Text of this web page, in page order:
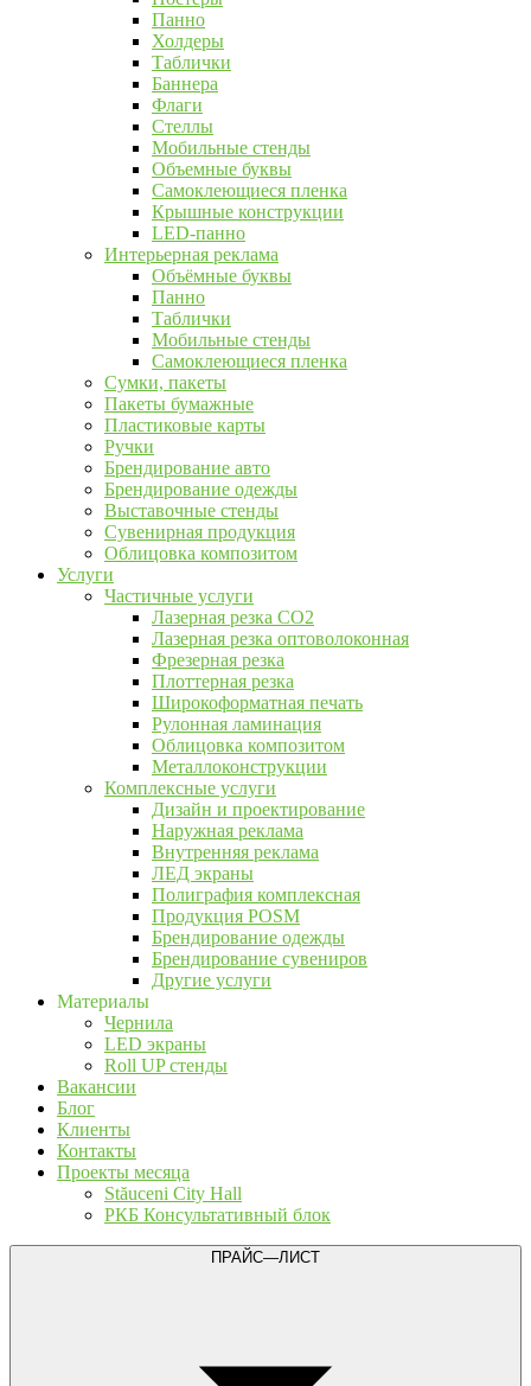
Панно
Холдеры
Таблички
Баннера
Флаги
Стеллы
Мобильные стенды
Объемные буквы
Самоклеющиеся пленка
Крышные конструкции
LED-панно
Интерьерная реклама
Объёмные буквы
Панно
Таблички
Мобильные стенды
Самоклеющиеся пленка
Сумки, пакеты
Пакеты бумажные
Пластиковые карты
Ручки
Брендирование авто
Брендирование одежды
Выставочные стенды
Сувенирная продукция
Облицовка композитом
Услуги
Частичные услуги
Лазерная резка CO2
Лазерная резка оптоволоконная
Фрезерная резка
Плоттерная резка
Широкоформатная печать
Рулонная ламинация
Облицовка композитом
Металлоконструкции
Комплексные услуги
Дизайн и проектирование
Наружная реклама
Внутренняя реклама
ЛЕД экраны
Полиграфия комплексная
Продукция POSM
Брендирование одежды
Брендирование сувениров
Другие услуги
Материалы
Чернила
LED экраны
Roll UP стенды
Вакансии
Блог
Клиенты
Контакты
Проекты месяца
Stăuceni City Hall
РКБ Консультативный блок
ПРАЙС—ЛИСТ